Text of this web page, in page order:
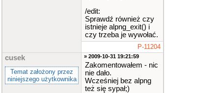
/edit:
Sprawdź również czy
istnieje alpng_exit() i
czy trzeba je wywołać.
P-11204
cusek
Temat założony przez
niniejszego użytkownika
» 2009-10-31 19:21:59
Zakomentowałem - nic
nie dało.
Wcześniej bez alpng
też się sypał;)